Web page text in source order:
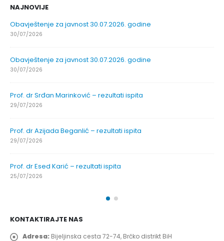
NAJNOVIJE
Obavještenje za javnost 30.07.2026. godine
30/07/2026
Obavještenje za javnost 30.07.2026. godine
30/07/2026
Prof. dr Srđan Marinković – rezultati ispita
29/07/2026
Prof. dr Azijada Beganlić – rezultati ispita
29/07/2026
Prof. dr Esed Karić – rezultati ispita
25/07/2026
KONTAKTIRAJTE NAS
Adresa: Bijeljinska cesta 72-74, Brčko distrikt BiH